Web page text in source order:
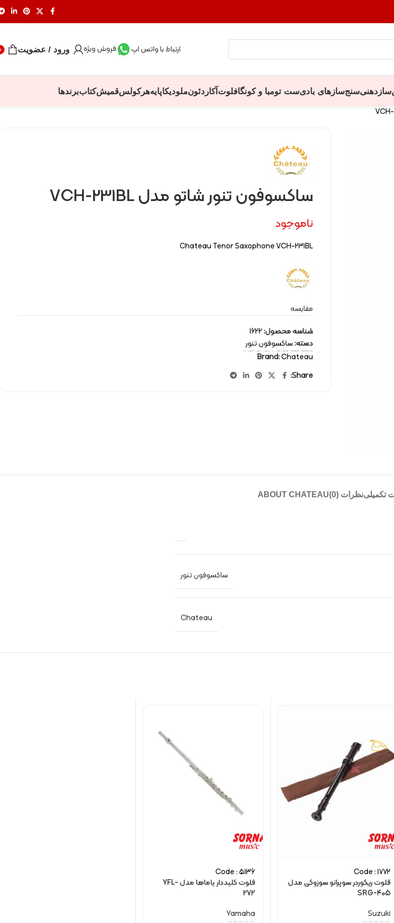
ارتباط با واتس اپ فروش ویژه ورود / عضویت
سازدهنیسنجسازهای بادیست تومبا و کونگافلوت آکاردئونملودیکاپایههرکولسقمیشکتاببرندها
ساکسوفون تنور شاتو مدل VCH-231BL
ناموجود
Chateau Tenor Saxophone VCH-231BL
مقایسه
شناسه محصول:1622
دسته:ساکسوفون تنور
برچسب: Chateau saxophones saxophones tenor wind instruments تنور سازهای بادی ساکسوفون ساکسوفون تنور شاتو
Brand:Chateau
Share:
تکمیلینظرات (0) ABOUT CHATEAU
ساکسوفون تنور
Chateau
Code : 1772
فلوت ریکوردر سوپرانو سوزوکی مدل
SRG-405
Suzuki
Code : 5136
فلوت کلیددار یاماها مدل YFL-
272
Yamaha